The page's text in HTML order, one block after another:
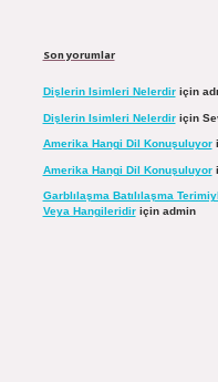
Son yorumlar
Dişlerin Isimleri Nelerdiriçin
Dişlerin Isimleri Nelerdiriçin
Amerika Hangi Dil Konuşuluyor
Amerika Hangi Dil Konuşuluyor
Garblılaşma Batılılaşma
Veya Hangileridiriçin admin